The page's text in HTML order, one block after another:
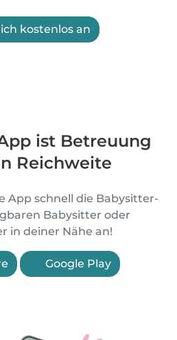
kostenlos an
ist Betreuung
Reichweite
App schnell die Babysitter-
Babysitter oder
in deiner Nähe an!
Google Play